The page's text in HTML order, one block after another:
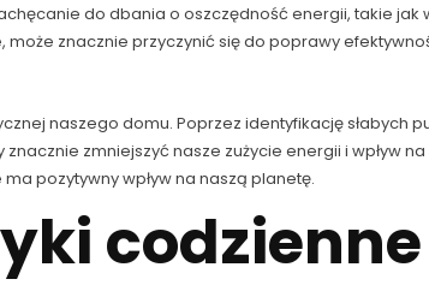
do dbania o oszczędność energii, takie jak
znacznie przyczynić się do poprawy
naszego domu. Poprzez identyfikację słabych
zmniejszyć nasze zużycie energii i wpływ
pozytywny wpływ na naszą planetę.
codzienne